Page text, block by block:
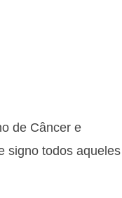
de Câncer e
signo todos aqueles